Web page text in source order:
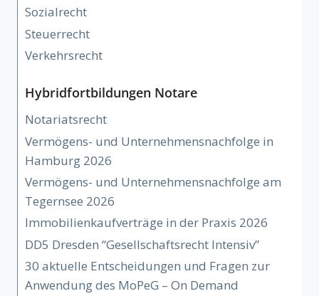
Sozialrecht
Steuerrecht
Verkehrsrecht
Hybridfortbildungen Notare
Notariatsrecht
Vermögens- und Unternehmensnachfolge in
Hamburg 2026
Vermögens- und Unternehmensnachfolge am
Tegernsee 2026
Immobilienkaufverträge in der Praxis 2026
DD5 Dresden “Gesellschaftsrecht Intensiv”
30 aktuelle Entscheidungen und Fragen zur
Anwendung des MoPeG – On Demand